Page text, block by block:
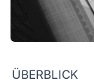
ÜBERBLICK